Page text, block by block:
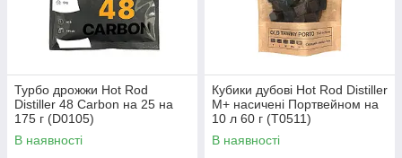
Турбо дрожжи Hot Rod
Distiller 48 Carbon на 25 на
175 г (D0105)
В наявності
Кубики дубові Hot Rod Distiller
M+ насичені Портвейном на
10 л 60 г (T0511)
В наявності